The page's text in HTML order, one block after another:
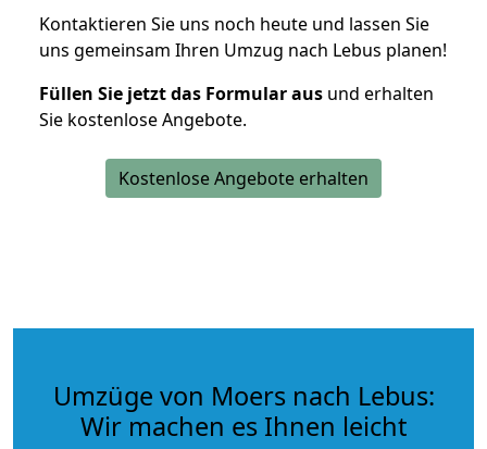
Kontaktieren Sie uns noch heute und lassen Sie
uns gemeinsam Ihren Umzug nach Lebus planen!
Füllen Sie jetzt das Formular aus und erhalten
Sie kostenlose Angebote.
Kostenlose Angebote erhalten
Umzüge von Moers nach Lebus:
Wir machen es Ihnen leicht